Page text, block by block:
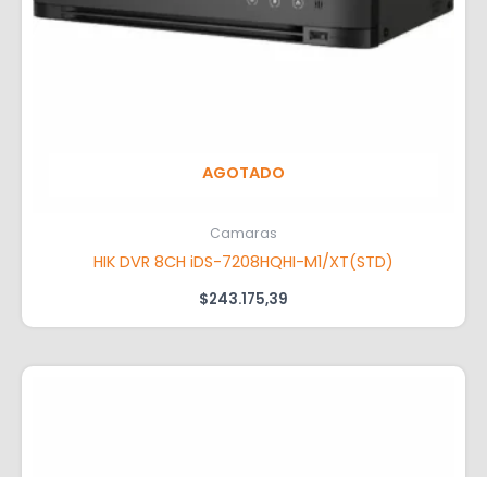
AGOTADO
Camaras
HIK DVR 8CH iDS-7208HQHI-M1/XT(STD)
$243.175,39